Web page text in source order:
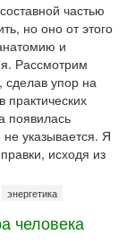
частью
но оно от этого
и
Рассмотрим
сделав упор на
практических
появилась
не указывается. Я
исходя из
энергетика
человека